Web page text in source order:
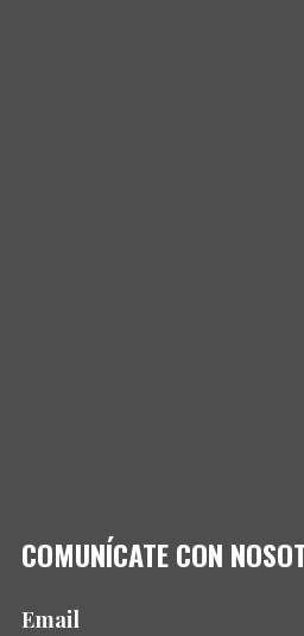
COMUNÍCATE CON
Email